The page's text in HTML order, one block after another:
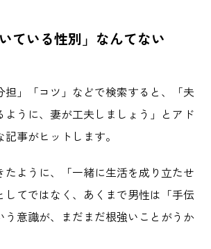
ている性別」なんてない
担」「コツ」などで検索すると、「夫
ように、妻が工夫しましょう」とアド
事がヒットします。
たように、「一緒に生活を成り立たせ
してではなく、あくまで男性は「手伝
う意識が、まだまだ根強いことがうか